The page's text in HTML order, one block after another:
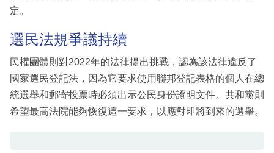
定。
選民法規爭議持續
民權團體則對2022年的法律提出挑戰，認為該法律違反了
國家選民登記法，因為它要求使用聯邦登記表格的個人在總
統選舉和郵寄投票時必須出示公民身份證明文件。共和黨則
希望最高法院能夠恢復這一要求，以應對即將到來的選舉。